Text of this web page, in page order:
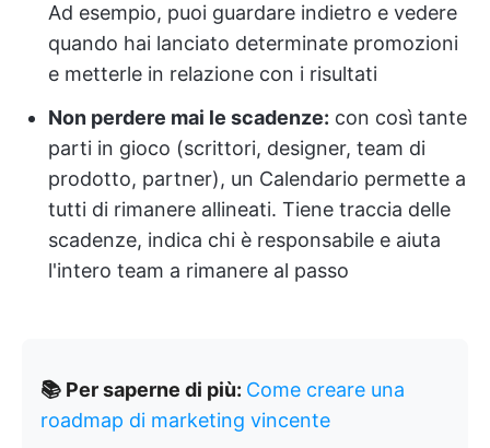
Ad esempio, puoi guardare indietro e vedere
quando hai lanciato determinate promozioni
e metterle in relazione con i risultati
Non perdere mai le scadenze: con così tante
parti in gioco (scrittori, designer, team di
prodotto, partner), un Calendario permette a
tutti di rimanere allineati. Tiene traccia delle
scadenze, indica chi è responsabile e aiuta
l'intero team a rimanere al passo
📚 Per saperne di più: Come creare una
roadmap di marketing vincente